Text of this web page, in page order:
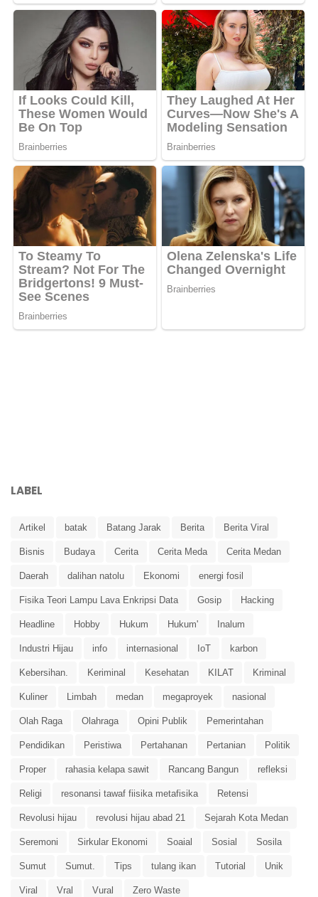
LABEL
Artikel batak Batang Jarak Berita Berita Viral
Bisnis Budaya Cerita Cerita Meda Cerita Medan
Daerah dalihan natolu Ekonomi energi fosil
Fisika Teori Lampu Lava Enkripsi Data Gosip Hacking
Headline Hobby Hukum Hukum' Inalum
Industri Hijau info internasional IoT karbon
Kebersihan. Keriminal Kesehatan KILAT Kriminal
Kuliner Limbah medan megaproyek nasional
Olah Raga Olahraga Opini Publik Pemerintahan
Pendidikan Peristiwa Pertahanan Pertanian Politik
Proper rahasia kelapa sawit Rancang Bangun refleksi
Religi resonansi tawaf fiisika metafisika Retensi
Revolusi hijau revolusi hijau abad 21 Sejarah Kota Medan
Seremoni Sirkular Ekonomi Soaial Sosial Sosila
Sumut Sumut. Tips tulang ikan Tutorial Unik
Viral Vral Vural Zero Waste